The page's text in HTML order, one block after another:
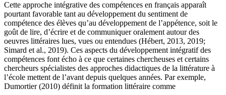
Cette approche intégrative des compétences en français apparaît
pourtant favorable tant au développement du sentiment de
compétence des élèves qu’au développement de l’appétence, soit le
goût de lire, d’écrire et de communiquer oralement autour des
oeuvres littéraires lues, vues ou entendues (Hébert, 2013, 2019;
Simard et al., 2019). Ces aspects du développement intégratif des
compétences font écho à ce que certaines chercheuses et certains
chercheurs spécialistes des approches didactiques de la littérature à
l’école mettent de l’avant depuis quelques années. Par exemple,
Dumortier (2010) définit la formation littéraire comme